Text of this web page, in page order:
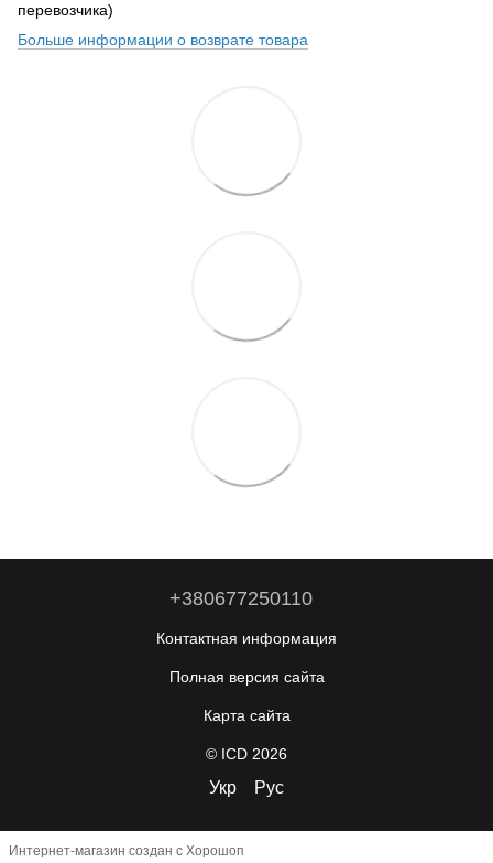
перевозчика)
Больше информации о возврате товара
+380677250110
Контактная информация
Полная версия сайта
Карта сайта
© ICD 2026
Укр Рус
Интернет-магазин создан с Хорошоп